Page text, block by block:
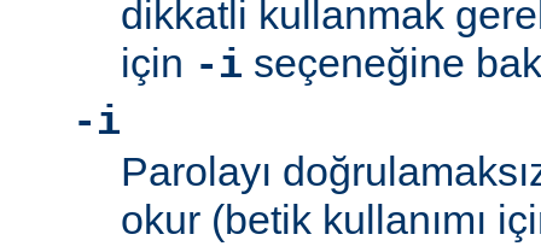
dikkatli kullanmak
için -i seçeneğine
-i
Parolayı
okur (betik kullanımı